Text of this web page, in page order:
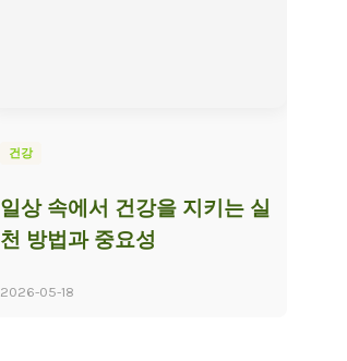
건강
일상 속에서 건강을 지키는 실
천 방법과 중요성
2026-05-18